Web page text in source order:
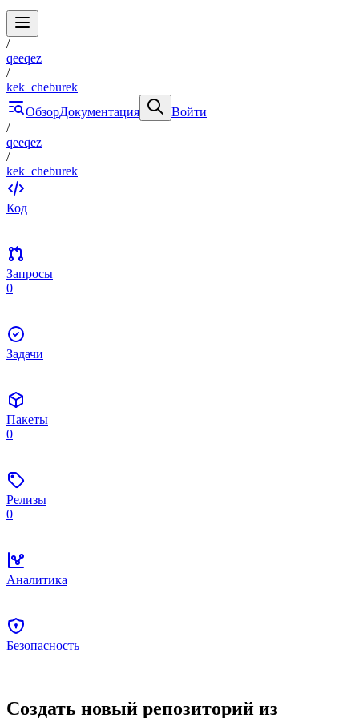
/
qeeqez
/
kek_cheburek
ОбзорДокументация
Войти
/
qeeqez
/
kek_cheburek
Код
Запросы
0
Задачи
Пакеты
0
Релизы
0
Аналитика
Безопасность
Создать новый репозиторий из